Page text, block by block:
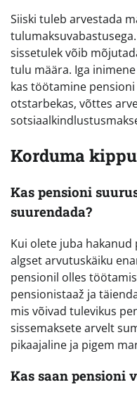
Siiski tuleb arvestada
sissetulek võib
tulu määra. Iga
kas töötamine
otstarbekas, võttes
Korduma
Kas pensioni
suurendada?
Kui olete juba hakanud
algset arvutuskäiku
pensionil olles
pensionistaaž ja
mis võivad tulevikus
sissemaksete arvelt
pikaajaline ja pigem
Kas saan pensioni